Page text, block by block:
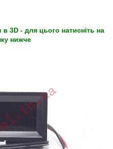
3D - для цього натисніть на
нижче